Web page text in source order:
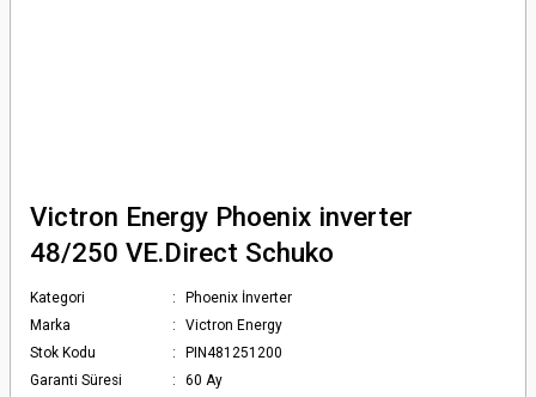
Victron Energy Phoenix inverter
48/250 VE.Direct Schuko
Kategori
Phoenix İnverter
Marka
Victron Energy
Stok Kodu
PIN481251200
Garanti Süresi
60 Ay